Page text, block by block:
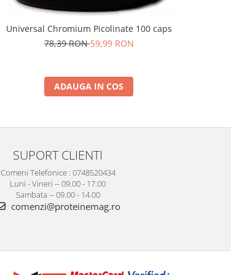
Universal Chromium Picolinate 100 caps
78,39 RON59,99 RON
ADAUGA IN COS
SUPORT CLIENTI
Comeni Telefonice : 0748520434
Luni - Vineri -- 09.00 - 17.00
Sambata -- 09.00 - 14.00
comenzi@proteinemag.ro